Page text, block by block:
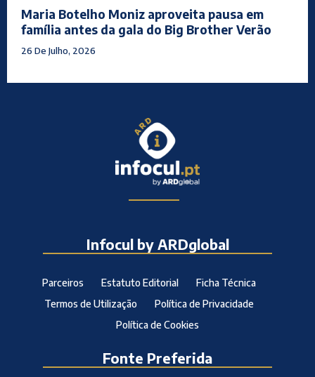
Maria Botelho Moniz aproveita pausa em
família antes da gala do Big Brother Verão
26 De Julho, 2026
Infocul by ARDglobal
Parceiros Estatuto Editorial
Ficha Técnica
Termos de Utilização
Política de Privacidade
Política de Cookies
Fonte Preferida